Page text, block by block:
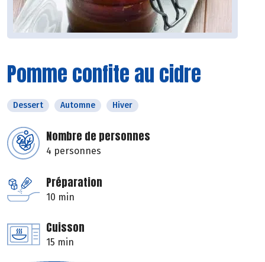
Pomme confite au cidre
Dessert Automne Hiver
Nombre de personnes
4 personnes
Préparation
10 min
Cuisson
15 min